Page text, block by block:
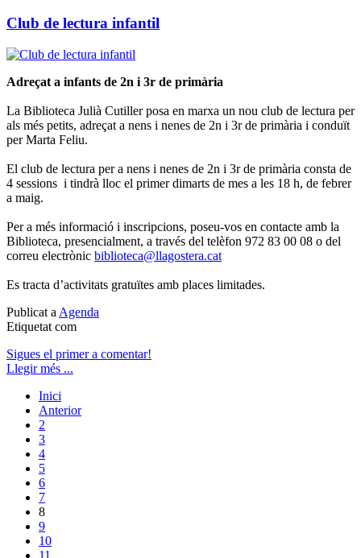
Club de lectura infantil
Adreçat a infants de 2n i 3r de primària
La Biblioteca Julià Cutiller posa en marxa un nou club de lectura per
als més petits, adreçat a nens i nenes de 2n i 3r de primària i conduït
per Marta Feliu.
El club de lectura per a nens i nenes de 2n i 3r de primària consta de
4 sessions i tindrà lloc el primer dimarts de mes a les 18 h, de febrer
a maig.
Per a més informació i inscripcions, poseu-vos en contacte amb la
Biblioteca, presencialment, a través del telèfon 972 83 00 08 o del
correu electrònic biblioteca@llagostera.cat
Es tracta d’activitats gratuïtes amb places limitades.
Publicat a Agenda
Etiquetat com
Sigues el primer a comentar!
Llegir més ...
Inici
Anterior
2
3
4
5
6
7
8
9
10
11